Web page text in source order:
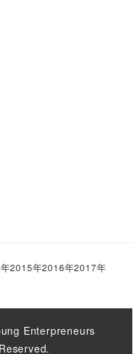
2015年2016年2017年
Enterpreneurs